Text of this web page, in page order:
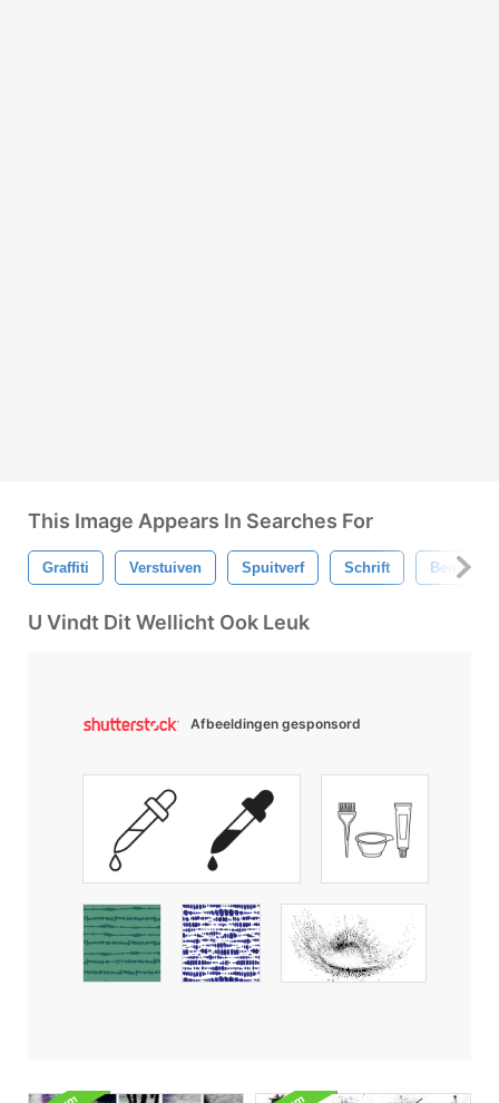
This Image Appears In Searches For
Graffiti Verstuiven Spuitverf Schrift Bende
U Vindt Dit Wellicht Ook Leuk
Afbeeldingen gesponsord